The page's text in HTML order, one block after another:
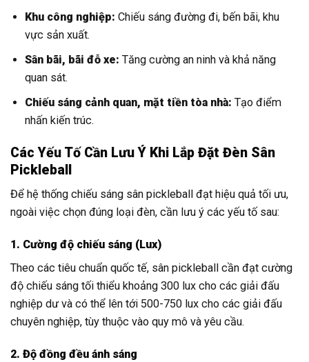
Khu công nghiệp: Chiếu sáng đường đi, bến bãi, khu
vực sản xuất.
Sân bãi, bãi đỗ xe: Tăng cường an ninh và khả năng
quan sát.
Chiếu sáng cảnh quan, mặt tiền tòa nhà: Tạo điểm
nhấn kiến trúc.
Các Yếu Tố Cần Lưu Ý Khi Lắp Đặt Đèn Sân
Pickleball
Để hệ thống chiếu sáng sân pickleball đạt hiệu quả tối ưu,
ngoài việc chọn đúng loại đèn, cần lưu ý các yếu tố sau:
1. Cường độ chiếu sáng (Lux)
Theo các tiêu chuẩn quốc tế, sân pickleball cần đạt cường
độ chiếu sáng tối thiểu khoảng 300 lux cho các giải đấu
nghiệp dư và có thể lên tới 500-750 lux cho các giải đấu
chuyên nghiệp, tùy thuộc vào quy mô và yêu cầu.
2. Độ đồng đều ánh sáng